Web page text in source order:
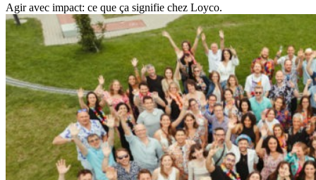
Agir avec impact: ce que ça signifie chez Loyco.